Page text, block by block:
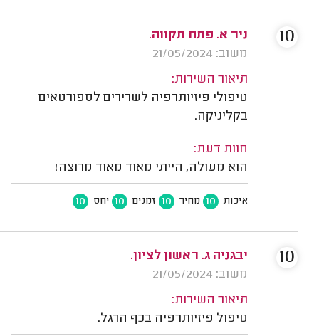
ניר א. פתח תקווה.
משוב: 21/05/2024
תיאור השירות:
טיפולי פיזיותרפיה לשרירים לספורטאים
בקליניקה.
חוות דעת:
הוא מעולה, הייתי מאוד מאוד מרוצה!
איכות 10 מחיר 10 זמנים 10 יחס 10
10
יבגניה ג. ראשון לציון.
משוב: 21/05/2024
תיאור השירות:
טיפול פיזיותרפיה בכף הרגל.
10